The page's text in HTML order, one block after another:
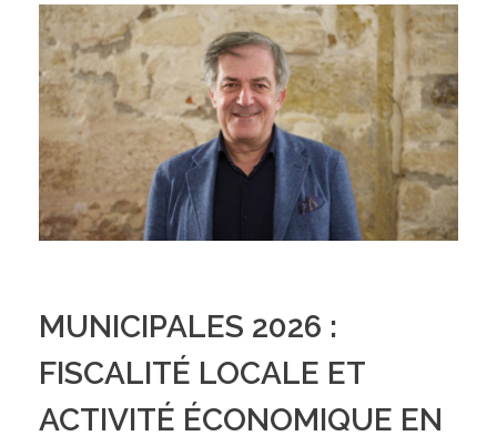
MUNICIPALES 2026 :
FISCALITÉ LOCALE ET
ACTIVITÉ ÉCONOMIQUE EN